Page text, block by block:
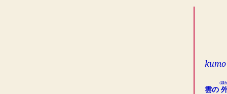
雲の
（ほ